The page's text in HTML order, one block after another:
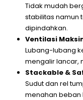
Tidak mudah
stabilitas namun
dipindahkan.
Ventilasi
Lubang-lubang
mengalir lancar,
Stackable &
Sudut dan rel
menahan beban